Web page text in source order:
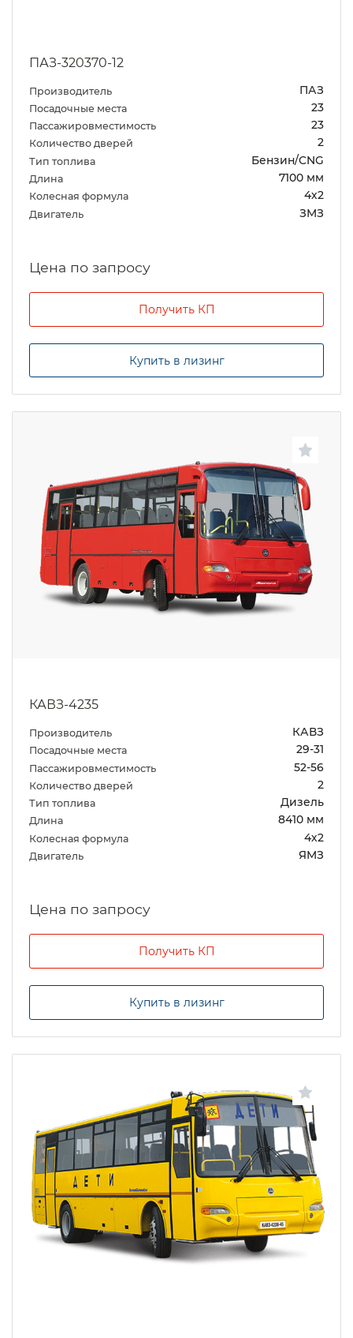
ПАЗ-320370-12
Производитель ПАЗ
Посадочные места 23
Пассажировместимость 23
Количество дверей 2
Тип топлива Бензин/CNG
Длина 7100 мм
Колесная формула 4х2
Двигатель ЗМЗ
Цена по запросу
Получить КП
Купить в лизинг
КАВЗ-4235
Производитель КАВЗ
Посадочные места 29-31
Пассажировместимость 52-56
Количество дверей 2
Тип топлива Дизель
Длина 8410 мм
Колесная формула 4х2
Двигатель ЯМЗ
Цена по запросу
Получить КП
Купить в лизинг